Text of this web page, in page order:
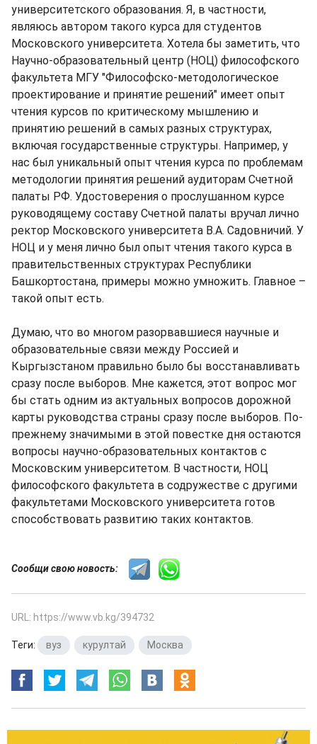
университетского образования. Я, в частности,
являюсь автором такого курса для студентов
Московского университета. Хотела бы заметить, что
Научно-образовательный центр (НОЦ) философского
факультета МГУ "Философско-методологическое
проектирование и принятие решений" имеет опыт
чтения курсов по критическому мышлению и
принятию решений в самых разных структурах,
включая государственные структуры. Например, у
нас был уникальный опыт чтения курса по проблемам
методологии принятия решений аудиторам Счетной
палаты РФ. Удостоверения о прослушанном курсе
руководящему составу Счетной палаты вручал лично
ректор Московского университета В.А. Садовничий. У
НОЦ и у меня лично был опыт чтения такого курса в
правительственных структурах Республики
Башкортостана, примеры можно умножить. Главное –
такой опыт есть.
Думаю, что во многом разорвавшиеся научные и
образовательные связи между Россией и
Кыргызстаном правильно было бы восстанавливать
сразу после выборов. Мне кажется, этот вопрос мог
бы стать одним из актуальных вопросов дорожной
карты руководства страны сразу после выборов. По-
прежнему значимыми в этой повестке дня остаются
вопросы научно-образовательных контактов с
Московским университетом. В частности, НОЦ
философского факультета в содружестве с другими
факультетами Московского университета готов
способствовать развитию таких контактов.
Сообщи свою новость:
URL: https://www.vb.kg/394732
Теги: вуз курултай Москва